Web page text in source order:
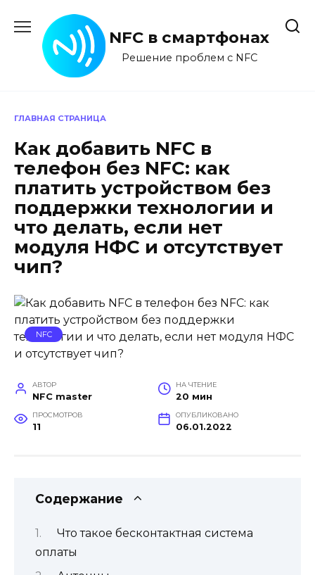
содержанию
NFC в смартфонах
Решение проблем с NFC
ГЛАВНАЯ СТРАНИЦА
Как добавить NFC в
телефон без NFC: как
платить устройством без
поддержки технологии и
что делать, если нет
модуля НФС и отсутствует
чип?
NFC
АВТОР
NFC master
НА ЧТЕНИЕ
20 мин
ПРОСМОТРОВ
11
ОПУБЛИКОВАНО
06.01.2022
Содержание
Что такое бесконтактная система
оплаты